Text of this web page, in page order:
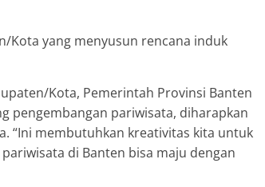
Kota yang menyusun rencana induk
Kota, Pemerintah Provinsi Banten
pengembangan pariwisata, diharapkan
“Ini membutuhkan kreativitas kita untuk
di Banten bisa maju dengan